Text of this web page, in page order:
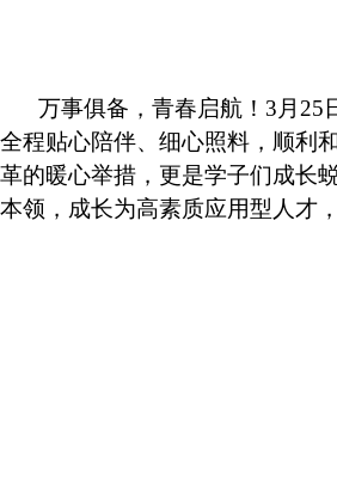
万事俱备，青春启航！ 3 月 25
全程贴心陪伴、细心照料，顺利
革的暖心举措，更是学子们成长
本领，成长为高素质应用型人才